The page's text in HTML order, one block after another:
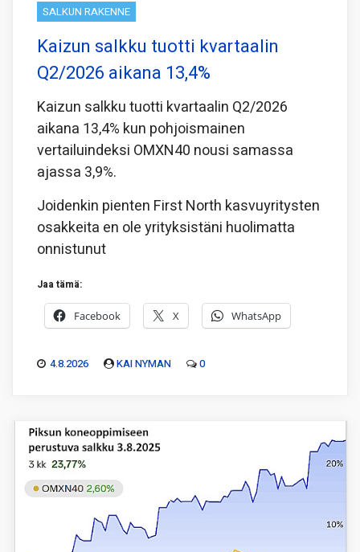
SALKUN RAKENNE
Kaizun salkku tuotti kvartaalin
Q2/2026 aikana 13,4%
Kaizun salkku tuotti kvartaalin Q2/2026
aikana 13,4% kun pohjoismainen
vertailuindeksi OMXN40 nousi samassa
ajassa 3,9%.
Joidenkin pienten First North kasvuyritysten
osakkeita en ole yrityksistäni huolimatta
onnistunut
Jaa tämä:
Facebook X WhatsApp
4.8.2026 KAI NYMAN 0